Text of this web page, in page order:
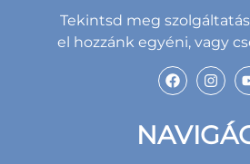
Tekintsd meg
el hozzánk egyéni, vagy